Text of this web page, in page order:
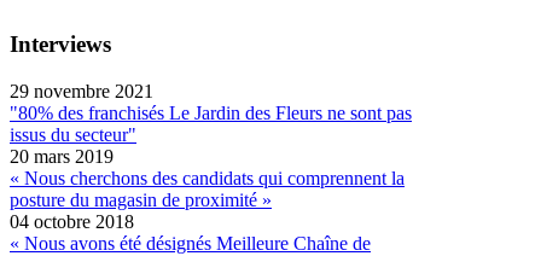
Interviews
29 novembre 2021
"80% des franchisés Le Jardin des Fleurs ne sont pas
issus du secteur"
20 mars 2019
« Nous cherchons des candidats qui comprennent la
posture du magasin de proximité »
04 octobre 2018
« Nous avons été désignés Meilleure Chaîne de